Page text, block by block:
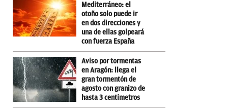
Mediterráneo: el
otoño solo puede ir
en dos direcciones y
una de ellas golpeará
con fuerza España
Aviso por tormentas
en Aragón: llega el
gran tormentón de
agosto con granizo de
hasta 3 centímetros